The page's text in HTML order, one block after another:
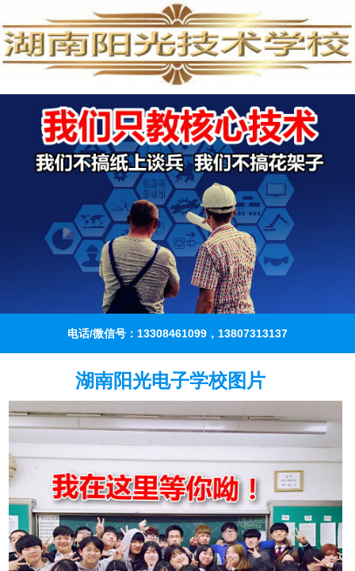
电话/微信号：13308461099，13807313137
湖南阳光电子学校图片